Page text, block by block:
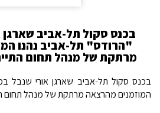
בכנס סקול תל-אביב שארגן
"הרודס" תל-אביב נהנו
מרתקת של מנהל תחום
בכנס סקול תל-אביב שארגן אורי שנבל
המוזמנים מהרצאה מרתקת של מנהל תחום